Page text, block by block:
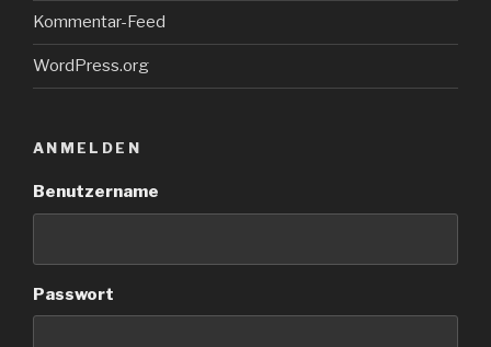
Kommentar-Feed
WordPress.org
ANMELDEN
Benutzername
Passwort